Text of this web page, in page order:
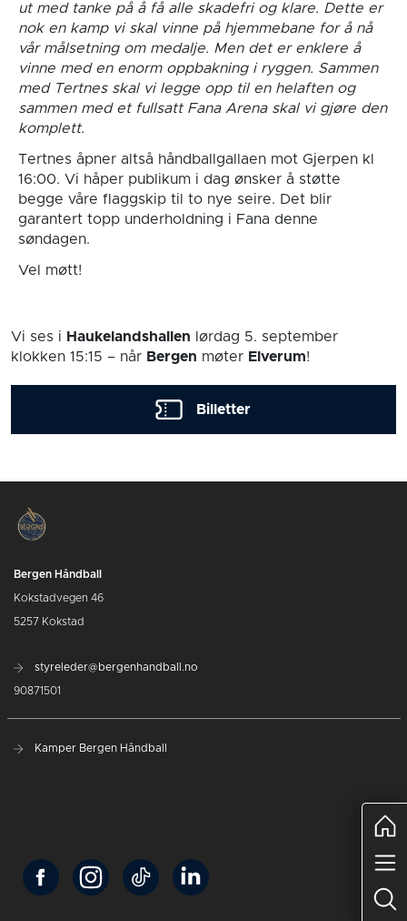
ut med tanke på å få alle skadefri og klare. Dette er
nok en kamp vi skal vinne på hjemmebane for å nå
vår målsetning om medalje. Men det er enklere å
vinne med en enorm oppbakning i ryggen. Sammen
med Tertnes skal vi legge opp til en helaften og
sammen med et fullsatt Fana Arena skal vi gjøre den
komplett.
Tertnes åpner altså håndballgallaen mot Gjerpen kl
16:00. Vi håper publikum i dag ønsker å støtte
begge våre flaggskip til to nye seire. Det blir
garantert topp underholdning i Fana denne
søndagen.
Vel møtt!
Vi ses i Haukelandshallen lørdag 5. september
klokken 15:15 – når Bergen møter Elverum!
Billetter
Bergen Håndball
Kokstadvegen 46
5257 Kokstad
styreleder@bergenhandball.no
90871501
Kamper Bergen Håndball